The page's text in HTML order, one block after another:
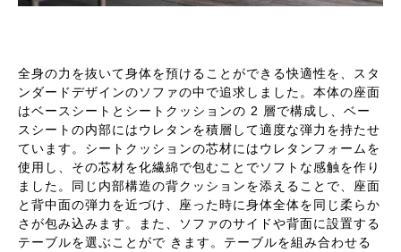
全身の力を抜いて身体を預けることができる快適性を、スタ
ンダードデザインのソファの中で追求しました。本体の座面
はベースシートとシートクッションの 2 層で構成し、ベー
スシートの内部にはウレタンを積層して適度な弾力を持たせ
ています。シートクッションの芯材にはウレタンフォームを
使用し、その芯材を化繊綿で包むことでソフトな感触を作り
ました。同じ内部構造の背クッションを添えることで、座面
と背中面の弾力を近づけ、座った時に身体全体を同じ柔らか
さが包み込みます。また、ソファのサイドや背面に設置する
テーブルを選ぶことがで きます。テーブルを組み合わせる